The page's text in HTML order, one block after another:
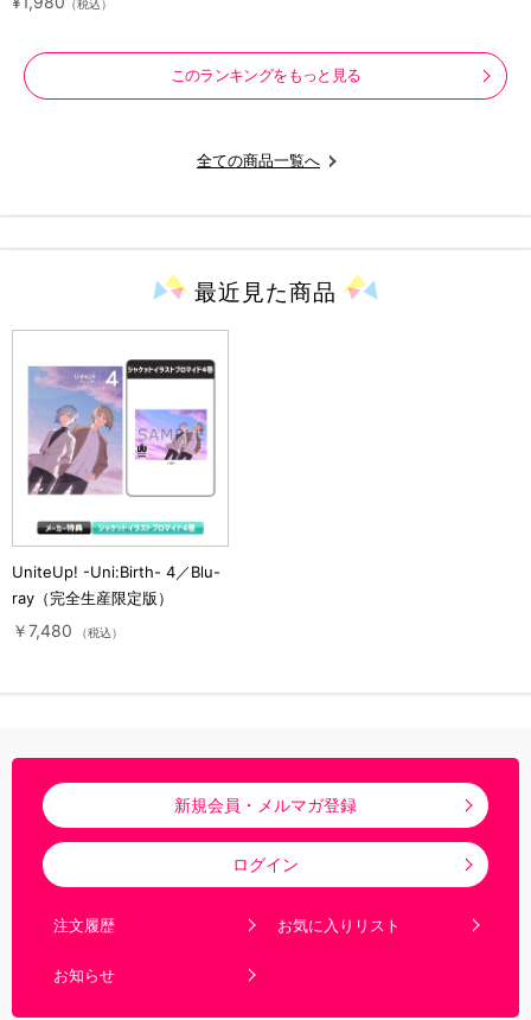
（税込）
このランキングをもっと見る
全ての商品一覧へ
最近見た商品
UniteUp! -Uni:Birth- 4／Blu-
ray（完全生産限定版）
￥7,480 （税込）
新規会員・メルマガ登録
ログイン
注文履歴 お気に入りリスト
お知らせ